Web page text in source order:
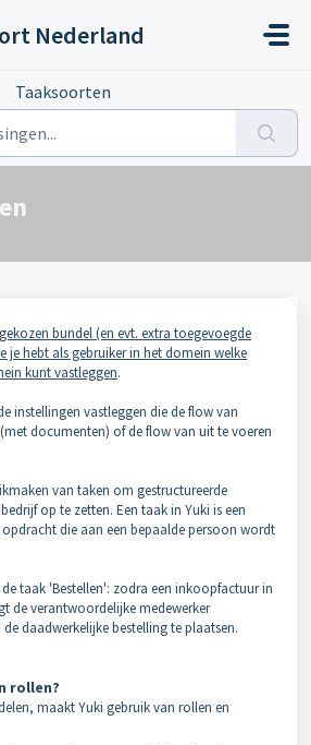
Nederland
Taaksoorten
bundel (en evt. extra toegevoegde
je hebt als gebruiker in het domein welke
kunt vastleggen.
instellingen vastleggen die de flow van
documenten) of de flow van uit te voeren
van taken om gestructureerde
op te zetten. Een taak in Yuki is een
die aan een bepaalde persoon wordt
taak 'Bestellen': zodra een inkoopfactuur in
de verantwoordelijke medewerker
daadwerkelijke bestelling te plaatsen.
rollen?
maakt Yuki gebruik van rollen en